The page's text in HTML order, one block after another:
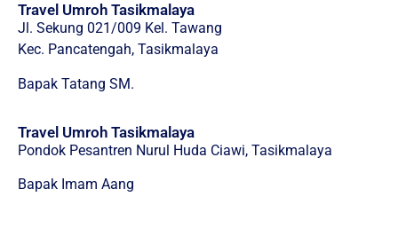
Travel Umroh Tasikmalaya
Jl. Sekung 021/009 Kel. Tawang
Kec. Pancatengah, Tasikmalaya
Bapak Tatang SM.
Travel Umroh Tasikmalaya
Pondok Pesantren Nurul Huda Ciawi, Tasikmalaya
Bapak Imam Aang